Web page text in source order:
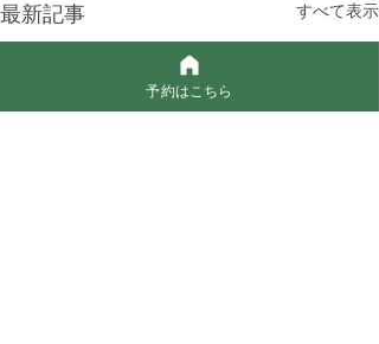
最新記事 すべて表示
予約はこちら